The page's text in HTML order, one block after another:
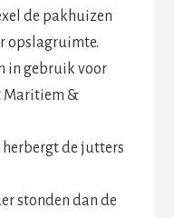
de pakhuizen
opslagruimte.
in gebruik voor
Maritiem &
herbergt de jutters
stonden dan de